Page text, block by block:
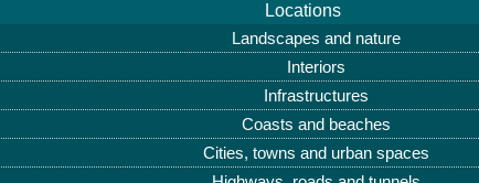
Locations
Landscapes and nature
Interiors
Infrastructures
Coasts and beaches
Cities, towns and urban spaces